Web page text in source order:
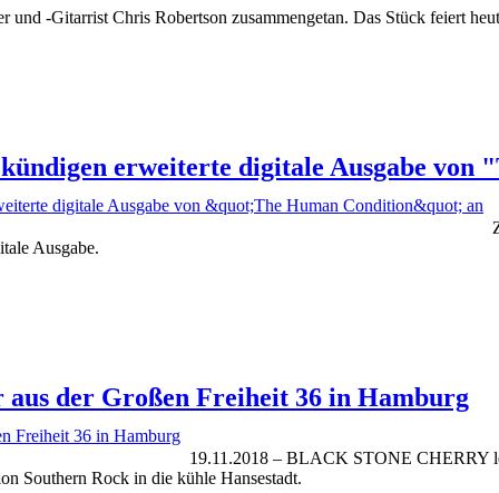
-Gitarrist Chris Robertson zusammengetan. Das Stück feiert
erweiterte digitale Ausgabe von
Ausgabe.
der Großen Freiheit 36 in Hamburg
19.11.2018 – BLACK STONE CHERRY
Southern Rock in die kühle Hansestadt.